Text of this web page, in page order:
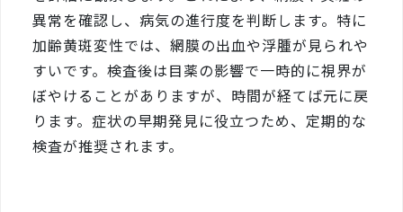
異常を確認し、病気の進行度を判断します。特に
加齢黄斑変性では、網膜の出血や浮腫が見られや
すいです。検査後は目薬の影響で一時的に視界が
ぼやけることがありますが、時間が経てば元に戻
ります。症状の早期発見に役立つため、定期的な
検査が推奨されます。